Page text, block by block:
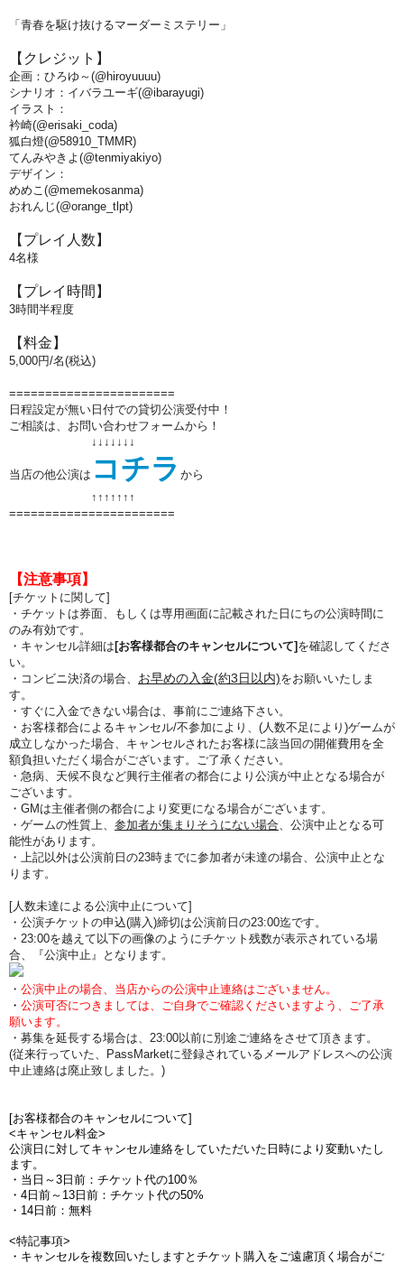
「青春を駆け抜けるマーダーミステリー」
【クレジット】
企画：ひろゆ～(@hiroyuuuu)
シナリオ：イバラユーギ(@ibarayugi)
イラスト：
衿崎(@erisaki_coda)
狐白燈(@58910_TMMR)
てんみやきよ(@tenmiyakiyo)
デザイン：
めめこ(@memekosanma)
おれんじ(@orange_tlpt)
【プレイ人数】
4名様
【プレイ時間】
3時間半程度
【料金】
5,000円/名(税込)
=======================
日程設定が無い日付での貸切公演受付中！
ご相談は、お問い合わせフォームから！
↓↓↓↓↓↓↓
当店の他公演は コチラ から
↑↑ ↑↑ ↑↑ ↑
=======================
【注意事項】
[チケットに関して]
・チケットは券面、もしくは専用画面に記載された日にちの公演時間に
のみ有効です。
・キャンセル詳細は [お客様都合のキャンセルについて] を確認してくださ
い。
・コンビニ決済の場合、 お早めの入金(約3日以内)をお願いいたしま
す。
・すぐに入金できない場合は、事前にご連絡下さい。
・お客様都合によるキャンセル/不参加により、(人数不足により)ゲームが
成立しなかった場合、キャンセルされたお客様に該当回の開催費用を全
額負担いただく場合がございます。ご了承ください。
・急病、天候不良など興行主催者の都合により公演が中止となる場合が
ございます。
・GMは主催者側の都合により変更になる場合がございます。
・ゲームの性質上、 参加者が集まりそうにない場合、公演中止となる可
能性があります。
・上記以外は公演前日の23時までに参加者が未達の場合、公演中止とな
ります。
[人数未達による公演中止について]
・公演チケットの申込(購入)締切は公演前日の23:00迄です。
・23:00を越えて以下の画像のようにチケット残数が表示されている場
合、『公演中止』となります。
・ 公演中止の場合、当店からの公演中止連絡はございません。
・ 公演可否につきましては、ご自身でご確認くださいますよう、ご了承
願います。
・募集を延長する場合は、23:00以前に別途ご連絡をさせて頂きます。
(従来行っていた、PassMarketに登録されているメールアドレスへの公演
中止連絡は廃止致しました。)
[お客様都合のキャンセルについて]
<キャンセル料金>
公演日に対してキャンセル連絡をしていただいた日時により変動いたし
ます。
・当日～3日前：チケット代の100％
・4日前～13日前：チケット代の50%
・14日前：無料
<特記事項>
・キャンセルを複数回いたしますとチケット購入をご遠慮頂く場合がご